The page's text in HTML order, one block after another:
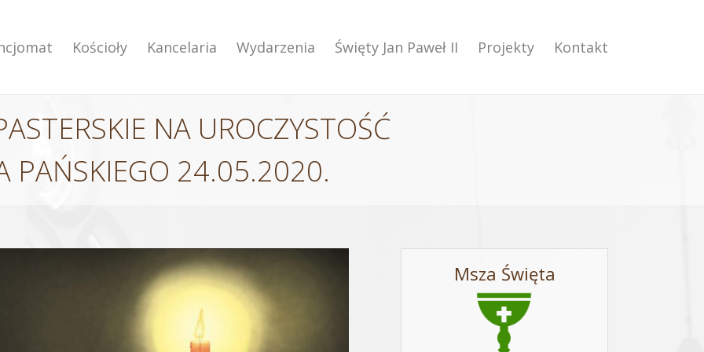
Kościoły Kancelaria Wydarzenia Święty Jan Paweł II Projekty Kontakt
NA UROCZYSTOŚĆ
PAŃSKIEGO 24.05.2020.
Msza Święta